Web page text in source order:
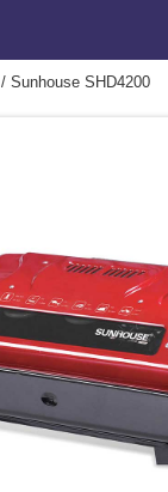
/ Sunhouse SHD4200